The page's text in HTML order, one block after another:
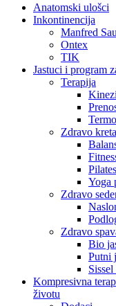
Anatomski ulošci
Inkontinencija
Manfred
Ontex
TIK
Jastuci i program
Terapija
Zdravo
Yoga
Zdravo
Zdravo
Bio
Putni
Kompresivna
životu